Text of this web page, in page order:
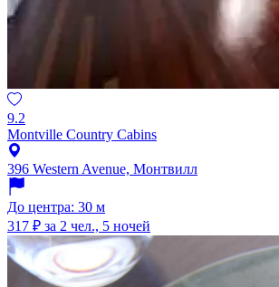
9.2
Montville Country Cabins
396 Western Avenue, Монтвилл
До центра: 30 м
317 ₽ за 2 чел., 5 ночей